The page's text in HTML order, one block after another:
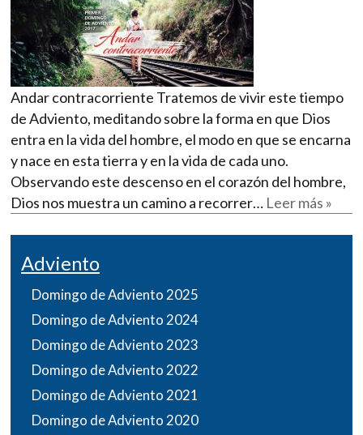
Andar contracorriente Tratemos de vivir este tiempo
de Adviento, meditando sobre la forma en que Dios
entra en la vida del hombre, el modo en que se encarna
y nace en esta tierra y en la vida de cada uno.
Observando este descenso en el corazón del hombre,
Dios nos muestra un camino a recorrer… Leer más »
Adviento
Domingo de Adviento 2025
Domingo de Adviento 2024
Domingo de Adviento 2023
Domingo de Adviento 2022
Domingo de Adviento 2021
Domingo de Adviento 2020